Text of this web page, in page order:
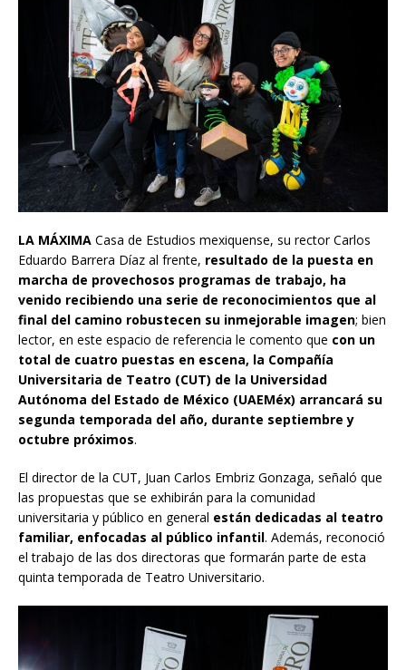
LA MÁXIMA Casa de Estudios mexiquense, su rector Carlos
Eduardo Barrera Díaz al frente, resultado de la puesta en
marcha de provechosos programas de trabajo, ha
venido recibiendo una serie de reconocimientos que al
final del camino robustecen su inmejorable imagen; bien
lector, en este espacio de referencia le comento que con un
total de cuatro puestas en escena, la Compañía
Universitaria de Teatro (CUT) de la Universidad
Autónoma del Estado de México (UAEMéx) arrancará su
segunda temporada del año, durante septiembre y
octubre próximos.
El director de la CUT, Juan Carlos Embriz Gonzaga, señaló que
las propuestas que se exhibirán para la comunidad
universitaria y público en general están dedicadas al teatro
familiar, enfocadas al público infantil. Además, reconoció
el trabajo de las dos directoras que formarán parte de esta
quinta temporada de Teatro Universitario.